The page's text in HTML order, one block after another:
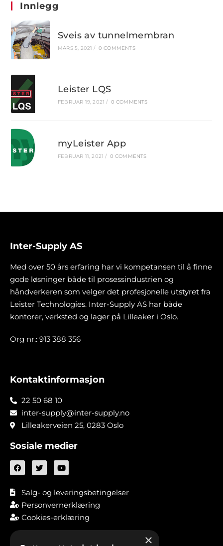
Innlegg
Sveis av tunnelmembran
MARS 5, 2021 / 0 COMMENTS
Leister LQS
FEBRUAR 19, 2021 / 0 COMMENTS
myLeister App
FEBRUAR 11, 2021 / 0 COMMENTS
Inter-Supply AS
Med over 50 års erfaring har vi kompetansen til å finne
gode løsninger både til prosessindustrien og
håndverkeren som velger det profesjonelle utstyret fra
Leister Technologies. Inter-Supply AS har både
kontorer, verksted og lager på Lilleaker i Oslo.
Org nr.: 913 388 356
Kontaktinformasjon
22 50 68 10
inter-supply@inter-supply.no
Lilleakerveien 25, 0283 Oslo
Sosiale medier
Salg- og leveringsbetingelser
Personvernerklæring
Cookies-erklæring
×